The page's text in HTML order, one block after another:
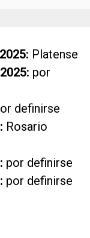
Platense
por
definirse
Rosario
por definirse
por definirse